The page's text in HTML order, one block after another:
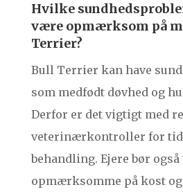
Hvilke
være opmærksom på
Terrier?
Bull Terrier kan have
som medfødt døvhed og
Derfor er det vigtigt med
veterinærkontroller for
behandling. Ejere bør
opmærksomme på kost